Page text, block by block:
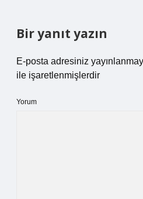
Bir yanıt yazın
E-posta adresiniz
ile işaretlenmişlerdir
Yorum